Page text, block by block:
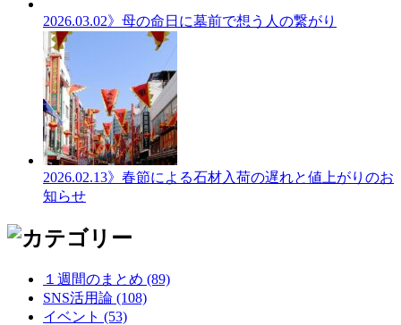
2026.03.02》母の命日に墓前で想う人の繋がり
2026.02.13》春節による石材入荷の遅れと値上がりのお
知らせ
１週間のまとめ (89)
SNS活用論 (108)
イベント (53)